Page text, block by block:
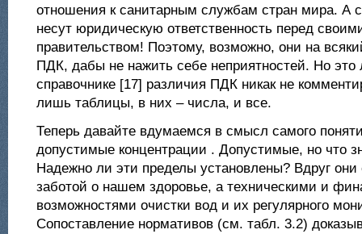
отношения к санитарным службам стран мира. А
несут юридическую ответственность перед
правительством! Поэтому, возможно, они на
ПДК, дабы не нажить себе неприятностей. Но это
справочнике [17] различия ПДК никак не
лишь таблицы, в них – числа, и все.
Теперь давайте вдумаемся в смысл самого
допустимые концентрации . Допустимые, но что
Надежно ли эти пределы установлены? Вдруг они
заботой о нашем здоровье, а техническими и
возможностями очистки вод и их регулярного
Сопоставление нормативов (см. табл. 3.2)